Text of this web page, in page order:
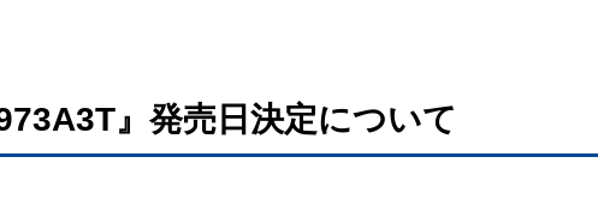
』発売日決定について